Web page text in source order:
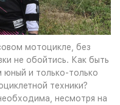
мотоцикле, без
не обойтись. Как быть
юный и только-только
техники?
несмотря на